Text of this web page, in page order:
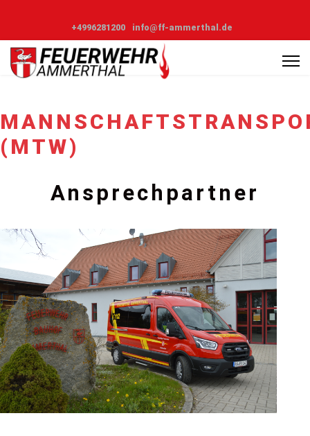
+4996281200 info@ff-ammerthal.de
(MTW)
Ansprechpartner